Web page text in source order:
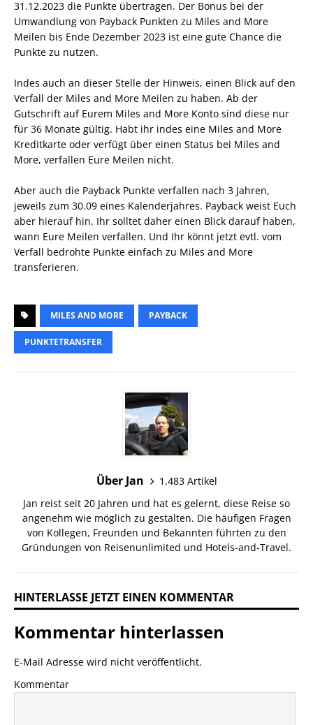
31.12.2023 die Punkte übertragen. Der Bonus bei der
Umwandlung von Payback Punkten zu Miles and More
Meilen bis Ende Dezember 2023 ist eine gute Chance die
Punkte zu nutzen.
Indes auch an dieser Stelle der Hinweis, einen Blick auf den
Verfall der Miles and More Meilen zu haben. Ab der
Gutschrift auf Eurem Miles and More Konto sind diese nur
für 36 Monate gültig. Habt ihr indes eine Miles and More
Kreditkarte oder verfügt über einen Status bei Miles and
More, verfallen Eure Meilen nicht.
Aber auch die Payback Punkte verfallen nach 3 Jahren,
jeweils zum 30.09 eines Kalenderjahres. Payback weist Euch
aber hierauf hin. Ihr solltet daher einen Blick darauf haben,
wann Eure Meilen verfallen. Und Ihr könnt jetzt evtl. vom
Verfall bedrohte Punkte einfach zu Miles and More
transferieren.
MILES AND MORE PAYBACK
PUNKTETRANSFER
Über Jan
1.483 Artikel
Jan reist seit 20 Jahren und hat es gelernt, diese Reise so
angenehm wie möglich zu gestalten. Die häufigen Fragen
von Kollegen, Freunden und Bekannten führten zu den
Gründungen von Reisenunlimited und Hotels-and-Travel.
HINTERLASSE JETZT EINEN KOMMENTAR
Kommentar hinterlassen
E-Mail Adresse wird nicht veröffentlicht.
Kommentar